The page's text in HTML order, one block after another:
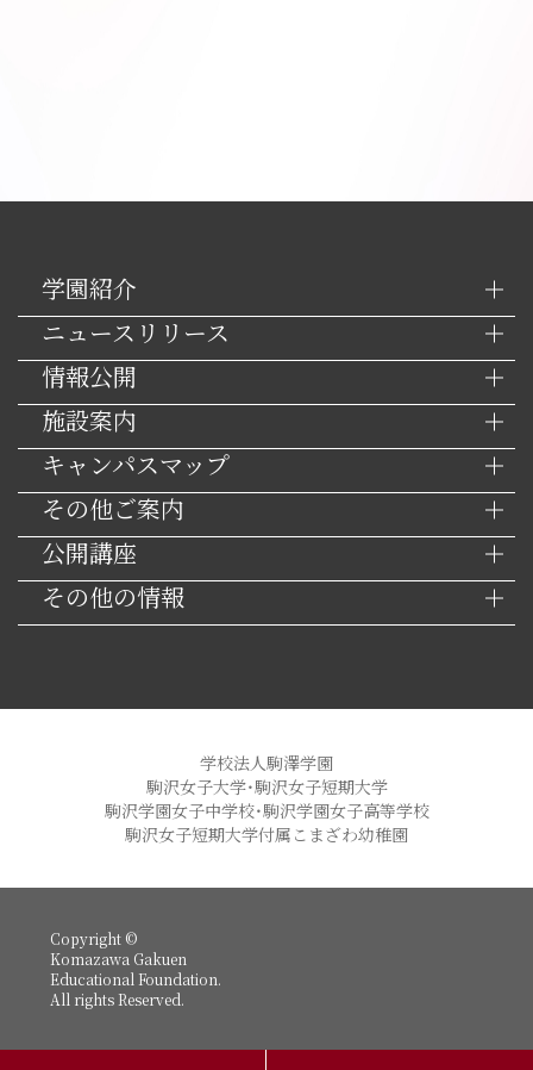
学園紹介
ニュースリリース
情報公開
施設案内
キャンパスマップ
その他ご案内
公開講座
その他の情報
学校法人駒澤学園
駒沢女子大学・駒沢女子短期大学
駒沢学園女子中学校・駒沢学園女子高等学校
駒沢女子短期大学付属こまざわ幼稚園
Copyright ©
Komazawa Gakuen
Educational Foundation.
All rights Reserved.